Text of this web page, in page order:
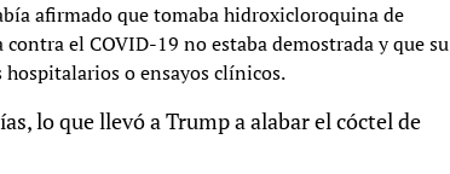
afirmado que tomaba hidroxicloroquina de
el COVID-19 no estaba demostrada y que su
o ensayos clínicos.
lo que llevó a Trump a alabar el cóctel de